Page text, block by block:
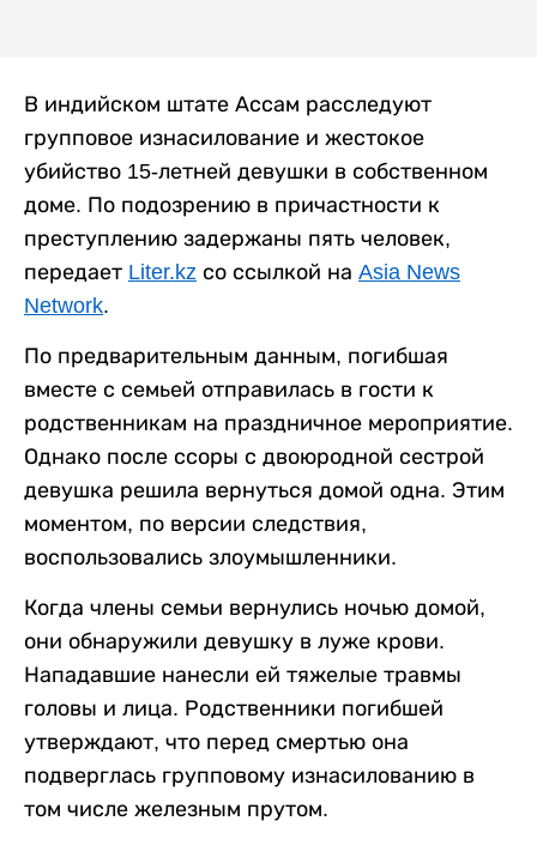
В индийском штате Ассам расследуют
групповое изнасилование и жестокое
убийство 15-летней девушки в собственном
доме. По подозрению в причастности к
преступлению задержаны пять человек,
передает Liter.kz со ссылкой на Asia News
Network.
По предварительным данным, погибшая
вместе с семьей отправилась в гости к
родственникам на праздничное мероприятие.
Однако после ссоры с двоюродной сестрой
девушка решила вернуться домой одна. Этим
моментом, по версии следствия,
воспользовались злоумышленники.
Когда члены семьи вернулись ночью домой,
они обнаружили девушку в луже крови.
Нападавшие нанесли ей тяжелые травмы
головы и лица. Родственники погибшей
утверждают, что перед смертью она
подверглась групповому изнасилованию в
том числе железным прутом.